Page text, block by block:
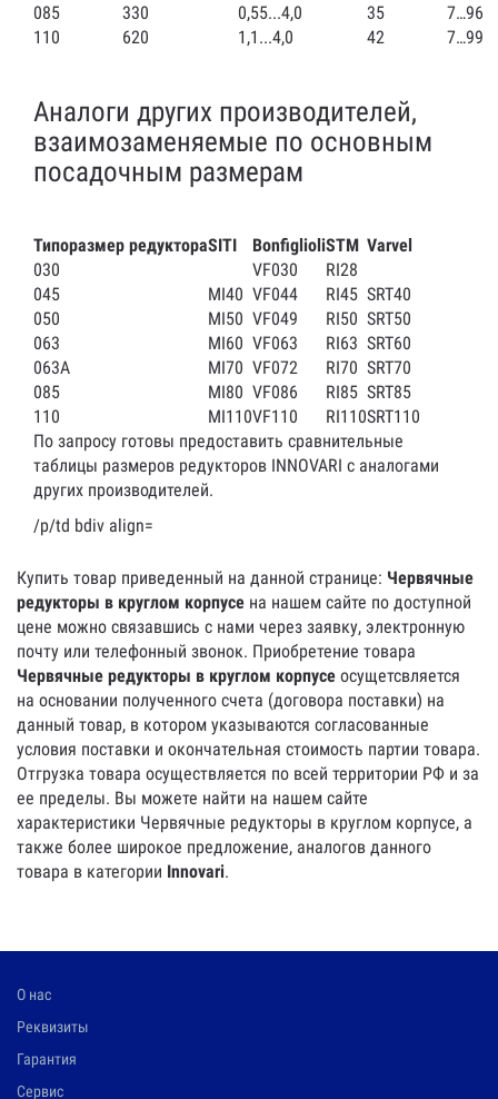
085
330 0,55...4,0 35
7…96
110
620 1,1...4,0 42 7…99
Аналоги других производителей,
взаимозаменяемые по основным
посадочным размерам
Типоразмер редуктораSITI BonfiglioliSTM Varvel
030
VF030
RI28
045
MI40 VF044 RI45 SRT40
050
MI50 VF049 RI50 SRT50
063
MI60 VF063 RI63 SRT60
063A
MI70 VF072 RI70 SRT70
085
MI80 VF086 RI85 SRT85
110
MI110VF110 RI110SRT110
По запросу готовы предоставить сравнительные
таблицы размеров редукторов INNOVARI c аналогами
других производителей.
/p/td bdiv align=
Купить товар приведенный на данной странице: Червячные
редукторы в круглом корпусе на нашем сайте по доступной
цене можно связавшись с нами через заявку, электронную
почту или телефонный звонок. Приобретение товара
Червячные редукторы в круглом корпусе осущетсвляется
на основании полученного счета (договора поставки) на
данный товар, в котором указываются согласованные
условия поставки и окончательная стоимость партии товара.
Отгрузка товара осуществляется по всей территории РФ и за
ее пределы. Вы можете найти на нашем сайте
характеристики Червячные редукторы в круглом корпусе, а
также более широкое предложение, аналогов данного
товара в категории Innovari.
О нас
Реквизиты
Гарантия
Сервис